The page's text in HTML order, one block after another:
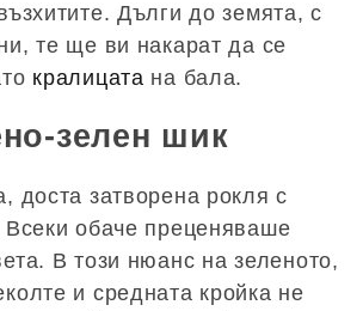
Дълги до земята, с
те ще ви накарат да се
кралицата на бала.
зелен шик
доста затворена рокля с
Всеки обаче преценяваше
В този нюанс на зеленото,
и средната кройка не